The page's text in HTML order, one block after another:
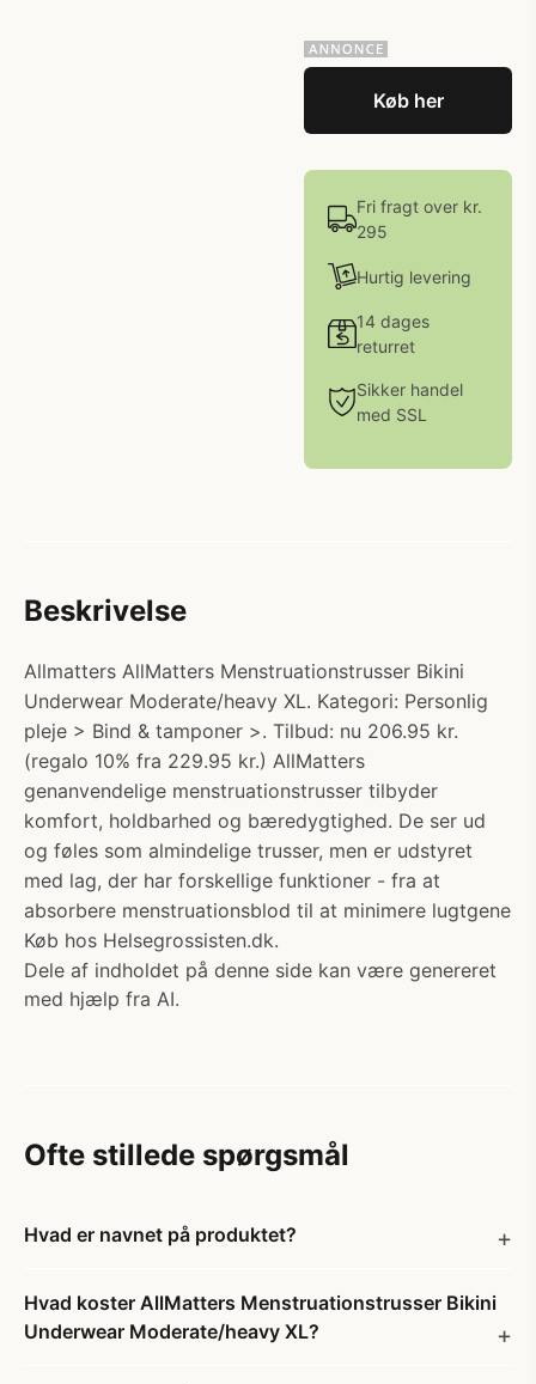
Køb her
Fri fragt over kr.
295
Hurtig levering
14 dages
returret
Sikker handel
med SSL
Beskrivelse
Allmatters AllMatters Menstruationstrusser Bikini
Underwear Moderate/heavy XL. Kategori: Personlig
pleje > Bind & tamponer >. Tilbud: nu 206.95 kr.
(regalo 10% fra 229.95 kr.) AllMatters
genanvendelige menstruationstrusser tilbyder
komfort, holdbarhed og bæredygtighed. De ser ud
og føles som almindelige trusser, men er udstyret
med lag, der har forskellige funktioner - fra at
absorbere menstruationsblod til at minimere lugtgene
Køb hos Helsegrossisten.dk.
Dele af indholdet på denne side kan være genereret
med hjælp fra AI.
Ofte stillede spørgsmål
Hvad er navnet på produktet?
Hvad koster AllMatters Menstruationstrusser Bikini
Underwear Moderate/heavy XL?